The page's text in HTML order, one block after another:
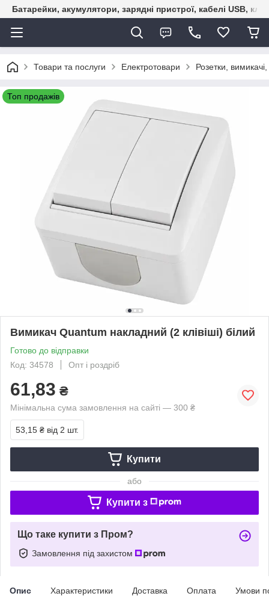
Батарейки, акумулятори, зарядні пристрої, кабелі USB,
Товари та послуги Електротовари Розетки,
Топ продажів
Вимикач Quantum накладний (2 клівіші) білий
Готово до відправки
Код: 34578
Опт і роздріб
61,83 ₴
Мінімальна сума замовлення на сайті — 300 ₴
53,15 ₴ від 2 шт.
Купити
або
Купити з
Що таке купити з Пром?
Замовлення під захистом
Опис Характеристики Доставка Оплата Умови